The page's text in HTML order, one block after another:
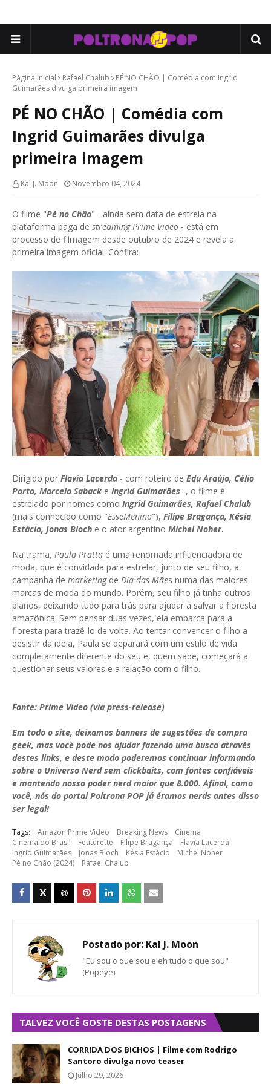
Página inicial Rafael Chalub
PÉ NO CHÃO | Comédia com Ingrid
Guimarães divulga primeira imagem
PÉ NO CHÃO | Comédia com
Ingrid Guimarães divulga
primeira imagem
Kal J. Moon Novembro 04, 2024
O filme "Pé no Chão" - ainda sem data de estreia na
plataforma paga de streaming Prime Video - está em
processo de filmagem desde outubro de 2024 e revela a
primeira imagem oficial. Confira:
Dirigido por Flavia Lacerda - com roteiro de Edu Araújo, Célio
Porto, Marcelo Sabacke Ingrid Guimarães -, o filme é
estrelado por nomes como Ingrid Guimarães, Rafael Chalub
(mais conhecido como "EsseMenino"), Filipe Bragança, Késia
Estácio, Jonas Bloch e o ator argentino Michel Noher.
Na trama, Paula Pratta é uma renomada influenciadora de
moda, que é convidada para estrelar, junto de seu filho, a
campanha de marketingde Dia das Mães numa das maiores
marcas de moda do mundo. Porém, seu filho já tinha outros
planos, deixando tudo para trás para ajudar a salvar a floresta
amazônica. Sem pensar duas vezes, ela embarca para a
floresta para trazê-lo de volta. Ao tentar convencer o filho a
desistir da ideia, Paula se deparará com um estilo de vida
completamente diferente do seu e, quem sabe, começará a
questionar seus valores e a relação com o filho.
Fonte: Prime Video (via press-release)
Em todo o site, deixamos banners de sugestões de compra
geek, mas você pode nos ajudar fazendo uma busca através
destes links, e deste modo poderemos continuar informando
sobre o Universo Nerd sem clickbaits, com fontes confiáveis
e mantendo nosso poder nerd maior que 8.000. Afinal, como
você, nós do portal Poltrona POP já éramos nerds antes disso
ser legal!
Tags: Amazon Prime Video Breaking News
Cinema
Cinema do Brasil
Featurette Filipe Bragança
Flavia Lacerda
Ingrid Guimarães
Jonas Bloch Késia Estácio
Michel Noher
Pé no Chão (2024)
Rafael Chalub
Postado por: Kal J. Moon
"Eu sou o que sou e eh tudo o que sou"
(Popeye)
TALVEZ VOCÊ GOSTE DESTAS POSTAGENS
CORRIDA DOS BICHOS | Filme com Rodrigo
Santoro divulga novo teaser
Julho 29, 2026